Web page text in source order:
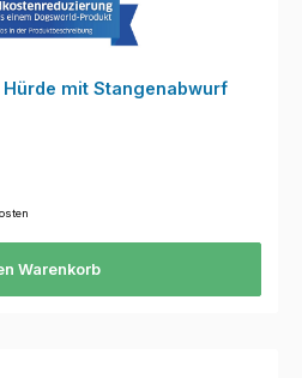
mit Stangenabwurf
Warenkorb